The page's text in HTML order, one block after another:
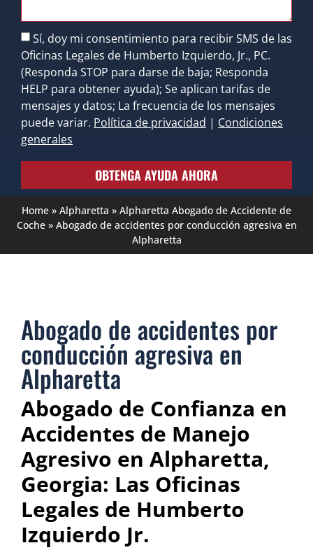
Sí, doy mi consentimiento para recibir SMS de las
Oficinas Legales de Humberto Izquierdo, Jr., PC.
(Responda STOP para darse de baja; Responda
HELP para obtener ayuda); Se aplican tarifas de
mensajes y datos; La frecuencia de los mensajes
puede variar. Política de privacidad | Condiciones
generales
OBTENGA AYUDA AHORA
Home » Alpharetta » Alpharetta Abogado de Accidente de
Coche» Abogado de accidentes por conducción agresiva en
Alpharetta
Abogado de accidentes por
conducción agresiva en
Alpharetta
Abogado de Confianza en
Accidentes de Manejo
Agresivo en Alpharetta,
Georgia: Las Oficinas
Legales de Humberto
Izquierdo Jr.